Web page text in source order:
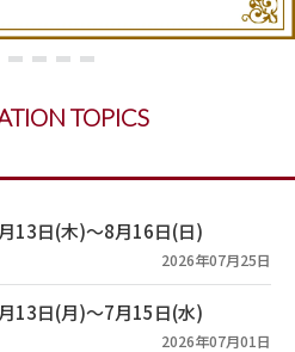
TOPICS
13日(木)～8月16日(日)
2026年07月25日
13日(月)～7月15日(水)
2026年07月01日